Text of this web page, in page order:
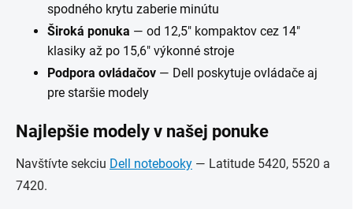
spodného krytu zaberie minútu
Široká ponuka — od 12,5" kompaktov cez 14"
klasiky až po 15,6" výkonné stroje
Podpora ovládačov — Dell poskytuje ovládače aj
pre staršie modely
Najlepšie modely v našej ponuke
Navštívte sekciu Dell notebooky — Latitude 5420, 5520 a
7420.